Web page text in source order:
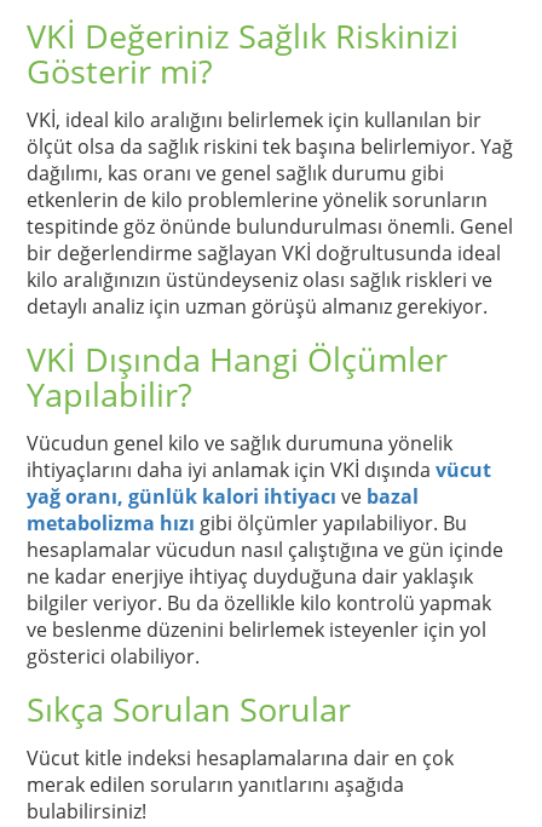
VKİ Değeriniz Sağlık Riskinizi
Gösterir mi?
VKİ, ideal kilo aralığını belirlemek için kullanılan bir
ölçüt olsa da sağlık riskini tek başına belirlemiyor. Yağ
dağılımı, kas oranı ve genel sağlık durumu gibi
etkenlerin de kilo problemlerine yönelik sorunların
tespitinde göz önünde bulundurulması önemli. Genel
bir değerlendirme sağlayan VKİ doğrultusunda ideal
kilo aralığınızın üstündeyseniz olası sağlık riskleri ve
detaylı analiz için uzman görüşü almanız gerekiyor.
VKİ Dışında Hangi Ölçümler
Yapılabilir?
Vücudun genel kilo ve sağlık durumuna yönelik
ihtiyaçlarını daha iyi anlamak için VKİ dışındavücut
yağ oranı, günlük kalori ihtiyacı ve bazal
metabolizma hızı gibi ölçümler yapılabiliyor. Bu
hesaplamalar vücudun nasıl çalıştığına ve gün içinde
ne kadar enerjiye ihtiyaç duyduğuna dair yaklaşık
bilgiler veriyor. Bu da özellikle kilo kontrolü yapmak
ve beslenme düzenini belirlemek isteyenler için yol
gösterici olabiliyor.
Sıkça Sorulan Sorular
Vücut kitle indeksi hesaplamalarına dair en çok
merak edilen soruların yanıtlarını aşağıda
bulabilirsiniz!